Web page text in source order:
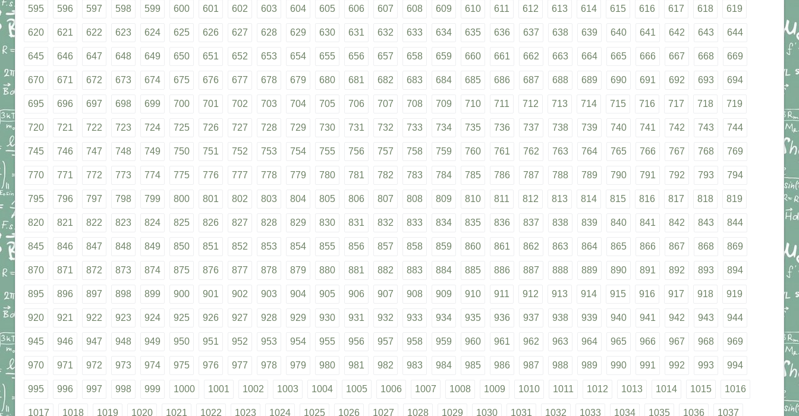
595 596 597 598 599 600 601 602 603 604 605 606 607 608 609 610 611 612 613 614 615 616 617 618 619
620 621 622 623 624 625 626 627 628 629 630 631 632 633 634 635 636 637 638 639 640 641 642 643 644
645 646 647 648 649 650 651 652 653 654 655 656 657 658 659 660 661 662 663 664 665 666 667 668 669
670 671 672 673 674 675 676 677 678 679 680 681 682 683 684 685 686 687 688 689 690 691 692 693 694
695 696 697 698 699 700 701 702 703 704 705 706 707 708 709 710 711 712 713 714 715 716 717 718 719
720 721 722 723 724 725 726 727 728 729 730 731 732 733 734 735 736 737 738 739 740 741 742 743 744
745 746 747 748 749 750 751 752 753 754 755 756 757 758 759 760 761 762 763 764 765 766 767 768 769
770 771 772 773 774 775 776 777 778 779 780 781 782 783 784 785 786 787 788 789 790 791 792 793 794
795 796 797 798 799 800 801 802 803 804 805 806 807 808 809 810 811 812 813 814 815 816 817 818 819
820 821 822 823 824 825 826 827 828 829 830 831 832 833 834 835 836 837 838 839 840 841 842 843 844
845 846 847 848 849 850 851 852 853 854 855 856 857 858 859 860 861 862 863 864 865 866 867 868 869
870 871 872 873 874 875 876 877 878 879 880 881 882 883 884 885 886 887 888 889 890 891 892 893 894
895 896 897 898 899 900 901 902 903 904 905 906 907 908 909 910 911 912 913 914 915 916 917 918 919
920 921 922 923 924 925 926 927 928 929 930 931 932 933 934 935 936 937 938 939 940 941 942 943 944
945 946 947 948 949 950 951 952 953 954 955 956 957 958 959 960 961 962 963 964 965 966 967 968 969
970 971 972 973 974 975 976 977 978 979 980 981 982 983 984 985 986 987 988 989 990 991 992 993 994
995 996 997 998 999 1000 1001 1002 1003 1004 1005 1006 1007 1008 1009 1010 1011 1012 1013 1014 1015 1016
1017 1018 1019 1020 1021 1022 1023 1024 1025 1026 1027 1028 1029 1030 1031 1032 1033 1034 1035 1036 1037